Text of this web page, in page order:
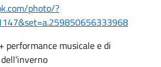
photo/?
performance musicale e di